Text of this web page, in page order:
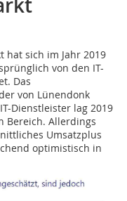
hat sich im Jahr 2019
von den IT-
Das
von Lünendonk
Dienstleister lag 2019
Bereich. Allerdings
Umsatzplus
optimistisch in